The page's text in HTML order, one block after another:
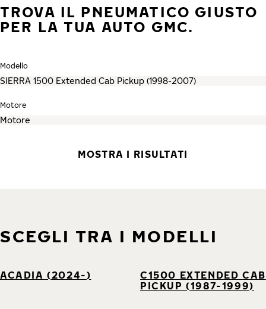
TROVA IL PNEUMATICO GIUSTO
PER LA TUA AUTO GMC.
Modello
Motore
MOSTRA I RISULTATI
SCEGLI TRA I MODELLI
ACADIA (2024-)
C1500 EXTENDED CAB
PICKUP (1987-1999)